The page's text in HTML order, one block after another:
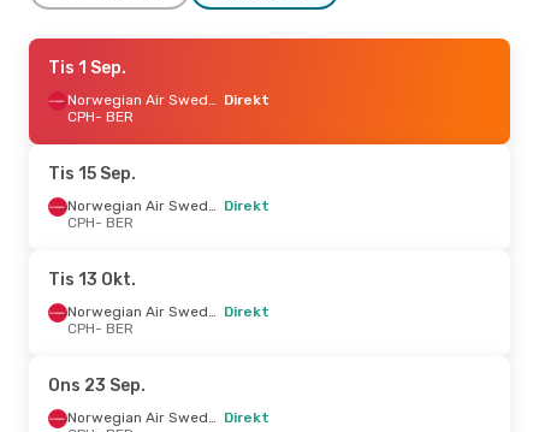
Ons 2 Sep.
Norwegian Air Sweden
Direkt
Norwegian Air Sweden
Direkt
BER- CPH
Direkt
CPH- BER
Ons 16 Sep. - Mån 21 Sep.
Tis 1 Sep.
Norwegian Air Sweden Direkt
CPH- BER
Tis 15 Sep.
Norwegian Air Sweden Direkt
CPH- BER
Tis 13 Okt.
Norwegian Air Sweden Direkt
CPH- BER
Ons 23 Sep.
Norwegian Air Sweden Direkt